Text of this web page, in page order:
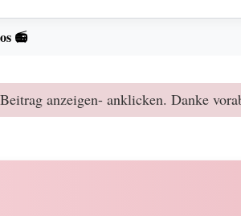
📻
anzeigen- anklicken. Danke